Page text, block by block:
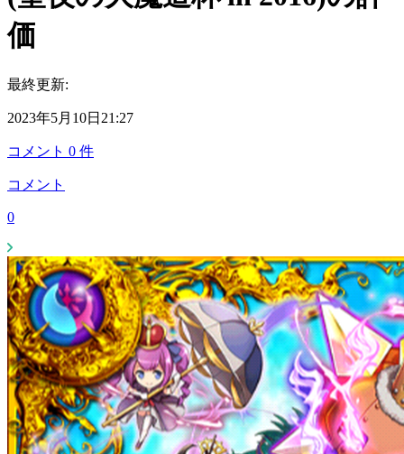
価
最終更新:
2023年5月10日21:27
コメント 0 件
コメント
0